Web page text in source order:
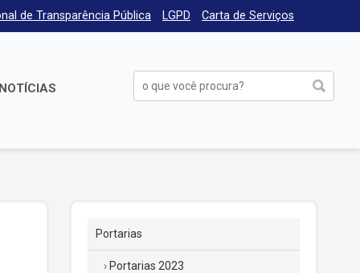
de Transparência Pública LGPD Carta de Serviços
NOTÍCIAS
Portarias
Portarias 2023